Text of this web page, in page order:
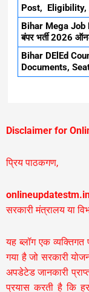
Post, Eligibility,
Bihar Mega Job
बंपर भर्ती 2026
Bihar DElEd
Documents,
Disclaimer for
प्रिय पाठकगण,
सरकारी मंत्रालय या
यह ब्लॉग एक व्यक्तिगत
गया है जो सरकारी
अपडेटेड जानकारी
प्रयास करती है कि